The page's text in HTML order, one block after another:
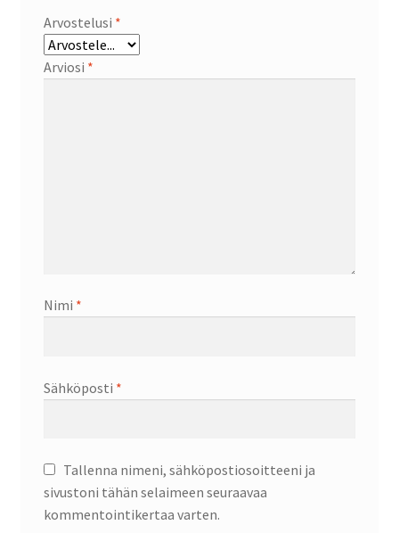
Arvostelusi *
Arviosi *
Nimi *
Sähköposti *
Tallenna nimeni, sähköpostiosoitteeni ja
sivustoni tähän selaimeen seuraavaa
kommentointikertaa varten.